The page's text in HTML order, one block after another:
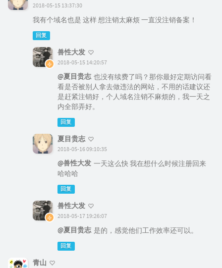
2018-05-15 13:37:30
我有个域名也是 这样 想注销太麻烦 一直没注销备案！
回复
兽性大发
2018-05-15 14:20:57
@夏目贵志 也没有续费了吗？那你最好定期访问看
看是否被别人拿去做违法的网站，不用的话建议还
是赶紧注销好，个人域名注销不麻烦的，我一天之
内全部弄好。
回复
夏目贵志
2018-05-16 09:10:35
@兽性大发 一天这么快 我在想什么时候注册回来
哈哈哈
回复
兽性大发
2018-05-17 19:26:07
@夏目贵志 是的，感觉他们工作效率还可以。
回复
青山